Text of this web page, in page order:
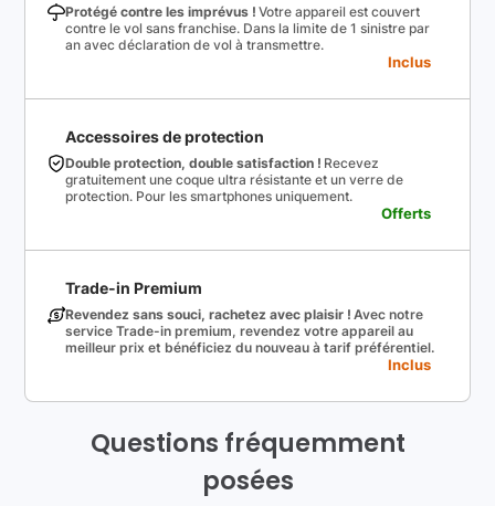
Protégé contre les imprévus ! Votre appareil est couvert
contre le vol sans franchise. Dans la limite de 1 sinistre par
an avec déclaration de vol à transmettre.
Inclus
Accessoires de protection
Double protection, double satisfaction ! Recevez
gratuitement une coque ultra résistante et un verre de
protection. Pour les smartphones uniquement.
Offerts
Trade-in Premium
Revendez sans souci, rachetez avec plaisir ! Avec notre
service Trade-in premium, revendez votre appareil au
meilleur prix et bénéficiez du nouveau à tarif préférentiel.
Inclus
Questions fréquemment
posées